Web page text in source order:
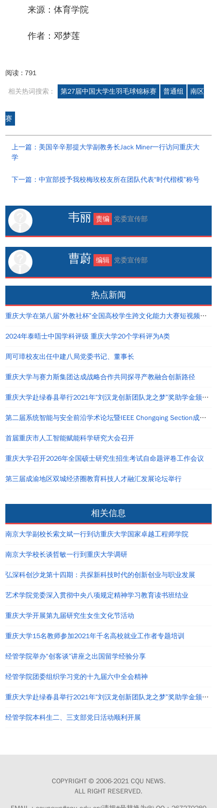
来源：体育学院
作者：邓梦莲
阅读 : 791
相关热词搜索 : 第27届中国大学生羽毛球锦标赛 普通组 南区
赛
上一篇：美国辛辛那提大学副教务长Jack Miner一行访问重庆大
学
下一篇：中宣部授予我校梅玫校友所在团队代表“时代楷模”称号
韦丽 责编 党委宣传部
曹蔚 编辑 党委宣传部
热点新闻
重庆大学在第八届“外教社杯”全国高校学生跨文化能力大赛短视频大赛中荣获佳绩
2024年泰晤士中国学科评级 重庆大学20个学科评为A类
周可璋校友出任中建八局党委书记、董事长
重庆大学与赛力斯集团达成战略合作共同探寻产教融合创新路径
重庆大学赴绿春县举行2021年“刘汉龙创新团队龙之梦”奖助学金颁发仪式
第二届系统智能与安全前沿学术论坛暨IEEE Chongqing Section成立仪式在重庆举办
首届重庆市人工智能赋能科学研究大会召开
重庆大学召开2026年全国硕士研究生招生考试自命题评卷工作会议
第三届成渝地区双城经济圈教育科技人才融汇发展论坛举行
相关信息
南京大学副校长索文斌一行到访重庆大学国家卓越工程师学院
南京大学校长谈哲敏一行到重庆大学调研
弘深科创沙龙第十四期：共探新科技时代的创新创业与职业发展
艺术学院党委深入贯彻中央八项规定精神学习教育读书班结业
重庆大学开展第九届研究生女生文化节活动
重庆大学15名教师参加2021年千名高校就业工作者专题培训
经管学院举办“创客谈”讲座之出国留学经验分享
经管学院团委组织学习党的十九届六中全会精神
重庆大学赴绿春县举行2021年“刘汉龙创新团队龙之梦”奖助学金颁发仪式
经管学院本科生二、三支部党日活动顺利开展
COPYRIGHT © 2006-2021 CQU NEWS.
ALL RIGHT RESERVED.